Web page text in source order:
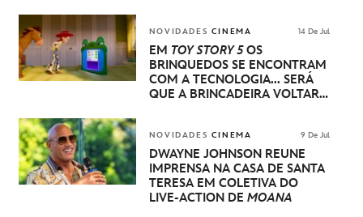
NO FESTIVAL INTERNACIONAL
DE CINEMA DE VENEZA
NOVIDADES CINEMA 14 De Jul
EM TOY STORY 5OS
BRINQUEDOS SE ENCONTRAM
COM A TECNOLOGIA... SERÁ
QUE A BRINCADEIRA VOLTARÁ
NOVIDADES CINEMA 9 De Jul
DWAYNE JOHNSON REÚNE
IMPRENSA NA CASA DE SANTA
TERESA EM COLETIVA DO
LIVE-ACTION DE MOANA